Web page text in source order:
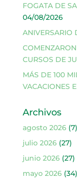
FOGATA DE
04/08/2026
ANIVERSARIO
CURSOS DE
MÁS DE 100
VACACIONES
Archivos
agosto 2026(7)
julio 2026(27)
junio 2026(27)
mayo 2026(34)